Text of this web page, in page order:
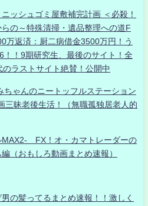
ッシュゴミ屋敷補完計画 ＜必殺！
の～特殊清掃・遺品整理への道F
万返済：厨二病借金3500万円！う
！！9期研究生、最後のサイト！全
ラストサイト絶賛！公開中
ちゃんのニートッフルステーション
三昧老後生活！（無職孤独居老人的
MAX2- FX！オ・カマトレーダーの
（おもしろ動画まとめ速報）
の髪ってるまとめ速報！！激しく